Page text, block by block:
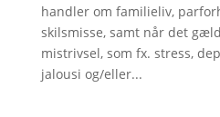
handler om familieliv,
skilsmisse, samt når det
mistrivsel, som fx. stress,
jalousi og/eller...